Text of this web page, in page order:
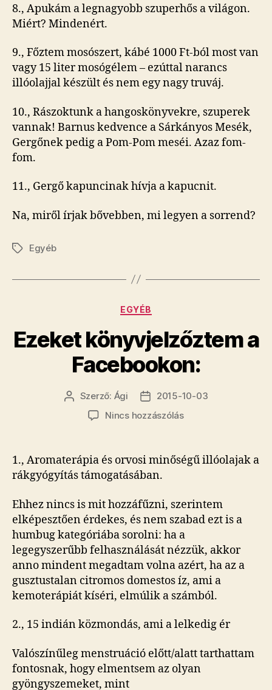
8., Apukám a legnagyobb szuperhős a világon.
Miért? Mindenért.
9., Főztem mosószert, kábé 1000 Ft-ból most van
vagy 15 liter mosógélem – ezúttal narancs
illóolajjal készült és nem egy nagy truváj.
10., Rászoktunk a hangoskönyvekre, szuperek
vannak! Barnus kedvence a Sárkányos Mesék,
Gergőnek pedig a Pom-Pom meséi. Azaz fom-
fom.
11., Gergő kapuncinak hívja a kapucnit.
Na, miről írjak bővebben, mi legyen a sorrend?
CímkékEgyéb
Kategóriák
EGYÉB
Ezeket könyvjelzőztem a
Facebookon:
Bejegyzés
szerzője
Szerző: Ági
Bejegyzés
dátuma
2015-10-03
Nincs hozzászólása(z)
a
Facebookon:
1., Aromaterápia és orvosi minőségű illóolajak a
rákgyógyítás támogatásában.
Ehhez nincs is mit hozzáfűzni, szerintem
elképesztően érdekes, és nem szabad ezt is a
humbug kategóriába sorolni: ha a
legegyszerűbb felhasználását nézzük, akkor
anno mindent megadtam volna azért, ha az a
gusztustalan citromos domestos íz, ami a
kemoterápiát kíséri, elmúlik a számból.
2., 15 indián közmondás, ami a lelkedig ér
Valószínűleg menstruáció előtt/alatt tarthattam
fontosnak, hogy elmentsem az olyan
gyöngyszemeket, mint